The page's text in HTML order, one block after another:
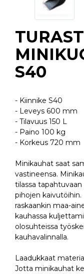
S40
- Kiinnike S40
- Leveys 600 mm
- Tilavuus 150 L
- Paino 100 kg
- Korkeus 720 mm
Minikauhat saat
vastineensa.
tilassa
pihojen
raskaankin maa-
kauhassa
olosuhteissa
kauhavalinnalla.
Laadukkaat
Jotta minikauhat